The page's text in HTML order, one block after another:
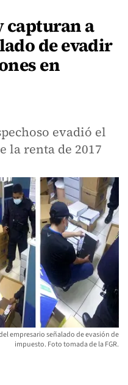
capturan a
de evadir
en
evadió el
la renta de 2017
empresario señalado de evasión de
impuesto. Foto tomada de la FGR.